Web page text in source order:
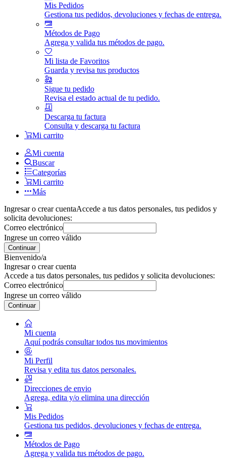
Mis Pedidos
Gestiona tus pedidos, devoluciones y fechas de entrega.
Métodos de Pago
Agrega y valida tus métodos de pago.
Mi lista de Favoritos
Guarda y revisa tus productos
Sigue tu pedido
Revisa el estado actual de tu pedido.
Descarga tu factura
Consulta y descarga tu factura
Mi carrito
Mi cuenta
Buscar
Categorías
Mi carrito
Más
Ingresar o crear cuentaAccede a tus datos personales, tus pedidos y
solicita devoluciones:
Correo electrónico
Ingrese un correo válido
Continuar
Bienvenido/a
Ingresar o crear cuenta
Accede a tus datos personales, tus pedidos y solicita devoluciones:
Correo electrónico
Ingrese un correo válido
Continuar
Mi cuenta
Aquí podrás consultar todos tus movimientos
Mi Perfil
Revisa y edita tus datos personales.
Direcciones de envio
Agrega, edita y/o elimina una dirección
Mis Pedidos
Gestiona tus pedidos, devoluciones y fechas de entrega.
Métodos de Pago
Agrega y valida tus métodos de pago.